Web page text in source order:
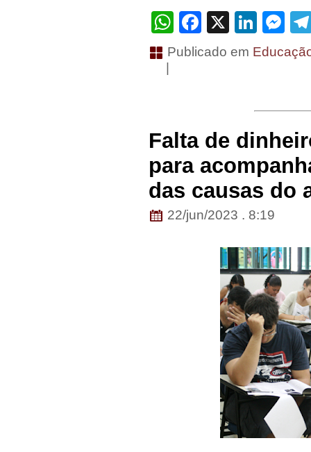
WhatsApp
Facebook
X
Publicado em
Falta de
para
das causas do
22/jun/2023 . 8:19